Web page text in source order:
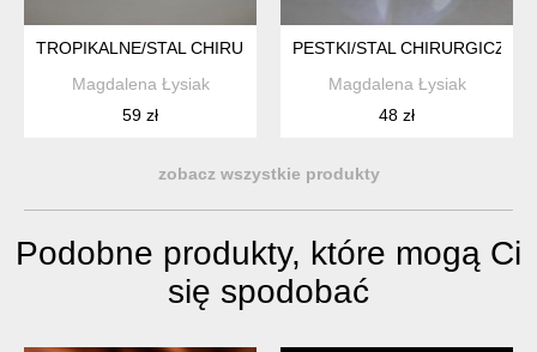
TROPIKALNE/STAL CHIRURGICZNA/
Magdalena Łysiak
59 zł
PESTKI/STAL CHIRURGICZNA/
Magdalena Łysiak
48 zł
zobacz wszystkie produkty
Podobne produkty, które mogą Ci
się spodobać